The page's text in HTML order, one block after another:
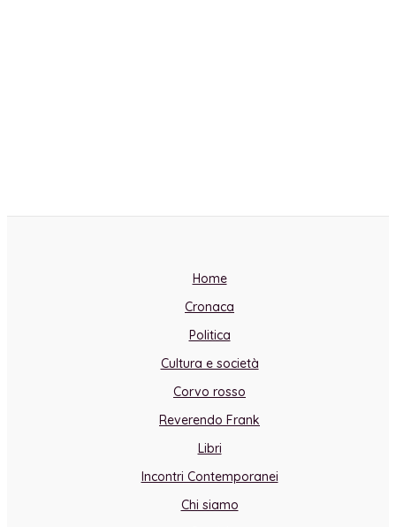
Home
Cronaca
Politica
Cultura e società
Corvo rosso
Reverendo Frank
Libri
Incontri Contemporanei
Chi siamo